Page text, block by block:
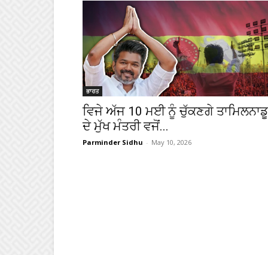
ਭਾਰਤ
ਵਿਜੇ ਅੱਜ 10 ਮਈ ਨੂੰ ਚੁੱਕਣਗੇ ਤਾਮਿਲਨਾਡੂ
ਦੇ ਮੁੱਖ ਮੰਤਰੀ ਵਜੋਂ...
Parminder Sidhu - May 10, 2026